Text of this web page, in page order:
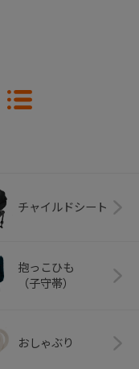
チャイルドシート
抱っこひも
（子守帯）
おしゃぶり